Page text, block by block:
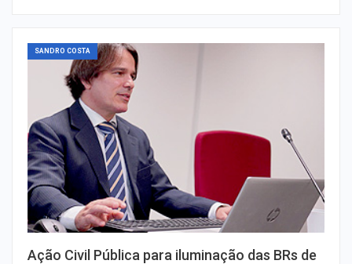
SANDRO COSTA
Ação Civil Pública para iluminação das BRs de